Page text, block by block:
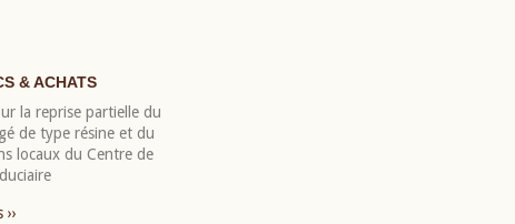
& ACHATS
la reprise partielle du
de type résine et du
locaux du Centre de